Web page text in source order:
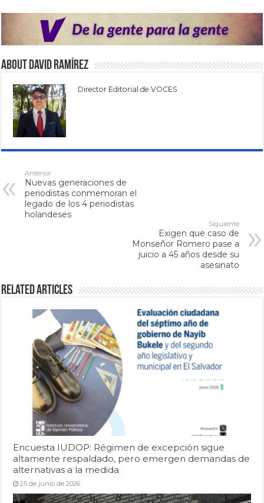
About David Ramírez
Director Editorial de VOCES
Anterior
Nuevas generaciones de
periodistas conmemoran el
legado de los 4 periodistas
holandeses
Siguiente
Exigen que caso de
Monseñor Romero pase a
juicio a 45 años desde su
asesinato
Related Articles
Encuesta IUDOP: Régimen de excepción sigue
altamente respaldado, pero emergen demandas de
alternativas a la medida
25 de junio de 2026